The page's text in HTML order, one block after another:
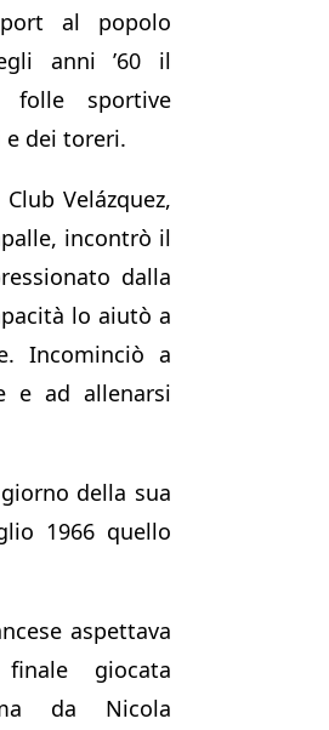
al popolo
anni ’60 il
folle sportive
dei toreri.
Velázquez,
incontrò il
dalla
lo aiutò a
Incominciò a
e ad allenarsi
della sua
1966 quello
aspettava
giocata
da Nicola